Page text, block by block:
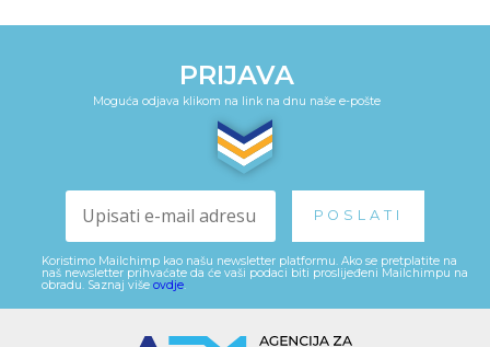
PRIJAVA
Moguća odjava klikom na link na dnu naše e-pošte
Koristimo Mailchimp kao našu newsletter platformu. Ako se pretplatite na
naš newsletter prihvaćate da će vaši podaci biti proslijeđeni Mailchimpu na
obradu. Saznaj više ovdje